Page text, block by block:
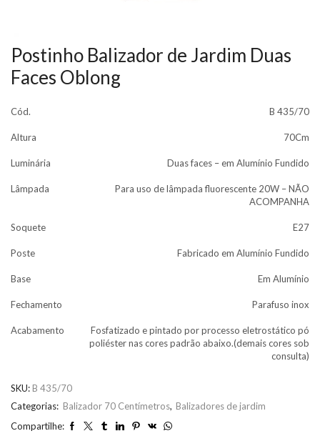
Postinho Balizador de Jardim Duas
Faces Oblong
Cód. B 435/70
Altura 70Cm
Luminária Duas faces – em Alumínio Fundido
Lâmpada
Para uso de lâmpada fluorescente 20W – NÃO
ACOMPANHA
Soquete E27
Poste Fabricado em Alumínio Fundido
Base Em Alumínio
Fechamento Parafuso inox
Acabamento
Fosfatizado e pintado por processo eletrostático pó
poliéster nas cores padrão abaixo.(demais cores sob
consulta)
SKU: B 435/70
Categorias: Balizador 70 Centímetros, Balizadores de jardim
Compartilhe: